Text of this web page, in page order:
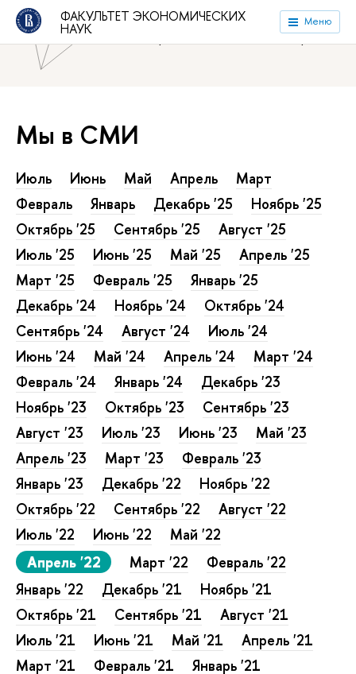
ФАКУЛЬТЕТ ЭКОНОМИЧЕСКИХ
НАУК Меню
Национальный исследовательский университет «Высшая
школа экономики»
Факультет экономических наук
Мы в СМИ
Июль Июнь Май Апрель
Март
Февраль
Январь Декабрь '25
Ноябрь '25
Октябрь '25
Сентябрь '25
Август '25
Июль '25
Июнь '25 Май '25
Апрель '25
Март '25
Февраль '25
Январь '25
Декабрь '24
Ноябрь '24
Октябрь '24
Сентябрь '24
Август '24
Июль '24
Июнь '24
Май '24 Апрель '24
Март '24
Февраль '24
Январь '24
Декабрь '23
Ноябрь '23
Октябрь '23
Сентябрь '23
Август '23
Июль '23 Июнь '23
Май '23
Апрель '23
Март '23
Февраль '23
Январь '23
Декабрь '22
Ноябрь '22
Октябрь '22
Сентябрь '22
Август '22
Июль '22
Июнь '22
Май '22
Апрель '22
Март '22
Февраль '22
Январь '22
Декабрь '21
Ноябрь '21
Октябрь '21
Сентябрь '21
Август '21
Июль '21
Июнь '21 Май '21
Апрель '21
Март '21
Февраль '21
Январь '21